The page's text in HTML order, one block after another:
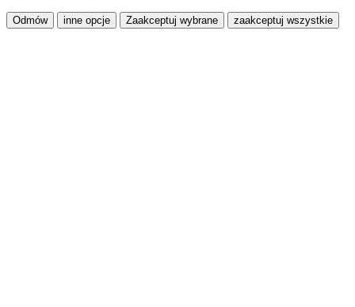
Odmów inne opcje Zaakceptuj wybrane zaakceptuj wszystkie